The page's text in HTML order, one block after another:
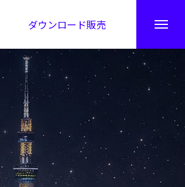
ダウンロード販売
秘伝公開！吉凶カレンダー